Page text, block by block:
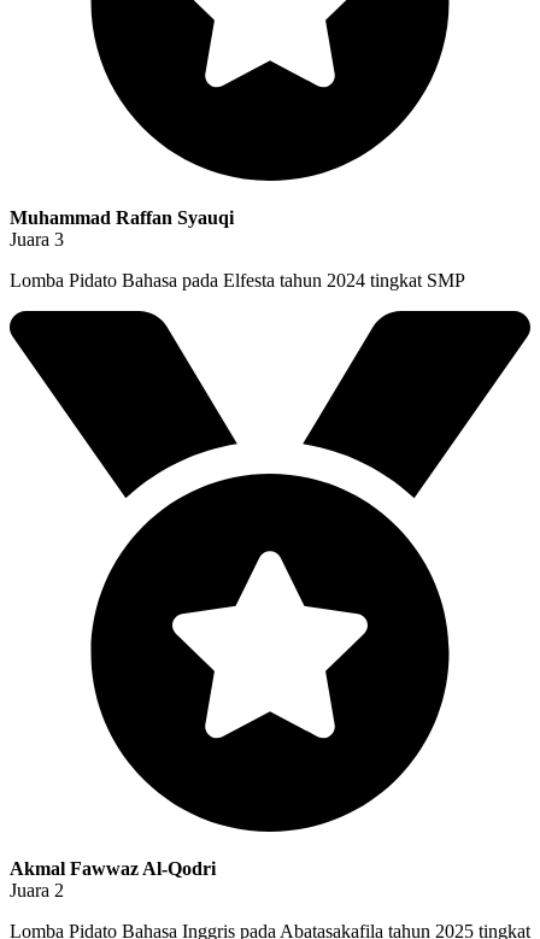
Muhammad Raffan Syauqi
Juara 3
Lomba Pidato Bahasa pada Elfesta tahun 2024 tingkat SMP
Akmal Fawwaz Al-Qodri
Juara 2
Lomba Pidato Bahasa Inggris pada Abatasakafila tahun 2025 tingkat